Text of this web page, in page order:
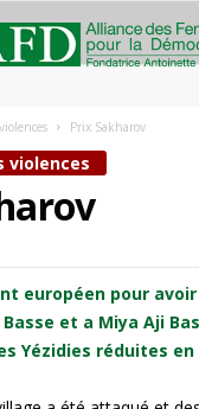
Prix Sakharov
violences
européen pour
et a Miya Aji
Yézidies réduites